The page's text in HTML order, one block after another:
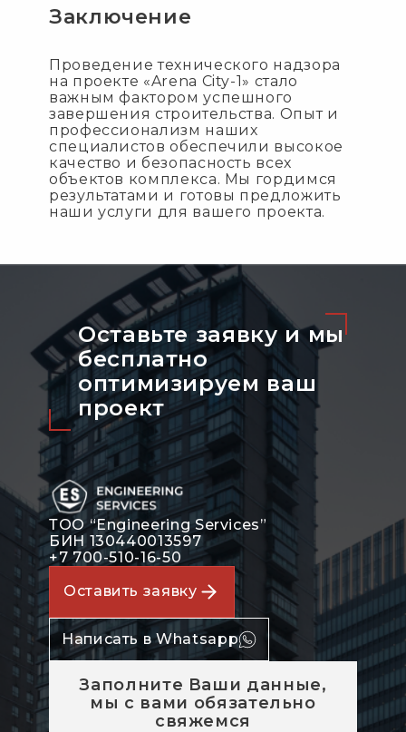
Заключение
Проведение технического надзора
на проекте «Arena City-1» стало
важным фактором успешного
завершения строительства. Опыт и
профессионализм наших
специалистов обеспечили высокое
качество и безопасность всех
объектов комплекса. Мы гордимся
результатами и готовы предложить
наши услуги для вашего проекта.
Оставьте заявку и мы
бесплатно
оптимизируeм ваш
проект
ТОО “Engineering Services”
БИН 130440013597
+7 700-510-16-50
Оставить заявку
Написать в Whatsapp
Заполните Ваши данные,
мы с вами обязательно
свяжемся